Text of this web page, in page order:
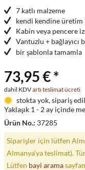
7 katlı malzeme
kendi kendine üretim
Kabin veya pencere
Vantuzlu + bağlayıcı
bir şablonla tamamla
73,95 € *
dahil KDVartı teslimat ücreti
stokta yok, sipariş
Yaklaşık 1 - 2 ay içinde
Ürün No.: 37285
Siparişler için lütfen
Almanya'ya teslimat).
Lütfen bayi arama